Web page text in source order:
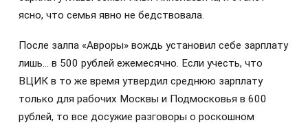
ясно, что семья явно не бедствовала.
После залпа «Авроры» вождь установил себе зарплату
лишь… в 500 рублей ежемесячно. Если учесть, что
ВЦИК в то же время утвердил среднюю зарплату
только для рабочих Москвы и Подмосковья в 600
рублей, то все досужие разговоры о роскошном